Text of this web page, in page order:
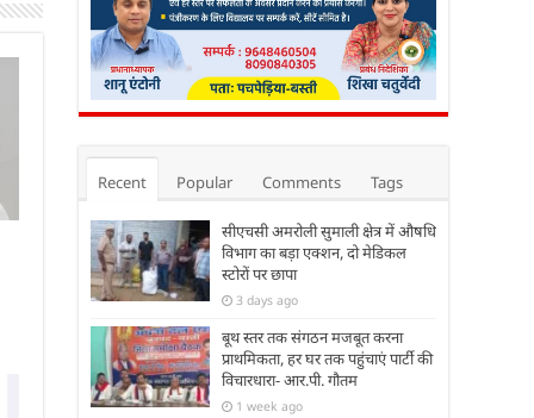
Recent Popular Comments Tags
सीएचसी अमरोली सुमाली क्षेत्र में औषधि
विभाग का बड़ा एक्शन, दो मेडिकल
स्टोरों पर छापा
3 days ago
बूथ स्तर तक संगठन मजबूत करना
प्राथमिकता, हर घर तक पहुंचाएं पार्टी की
विचारधारा- आर.पी. गौतम
1 week ago